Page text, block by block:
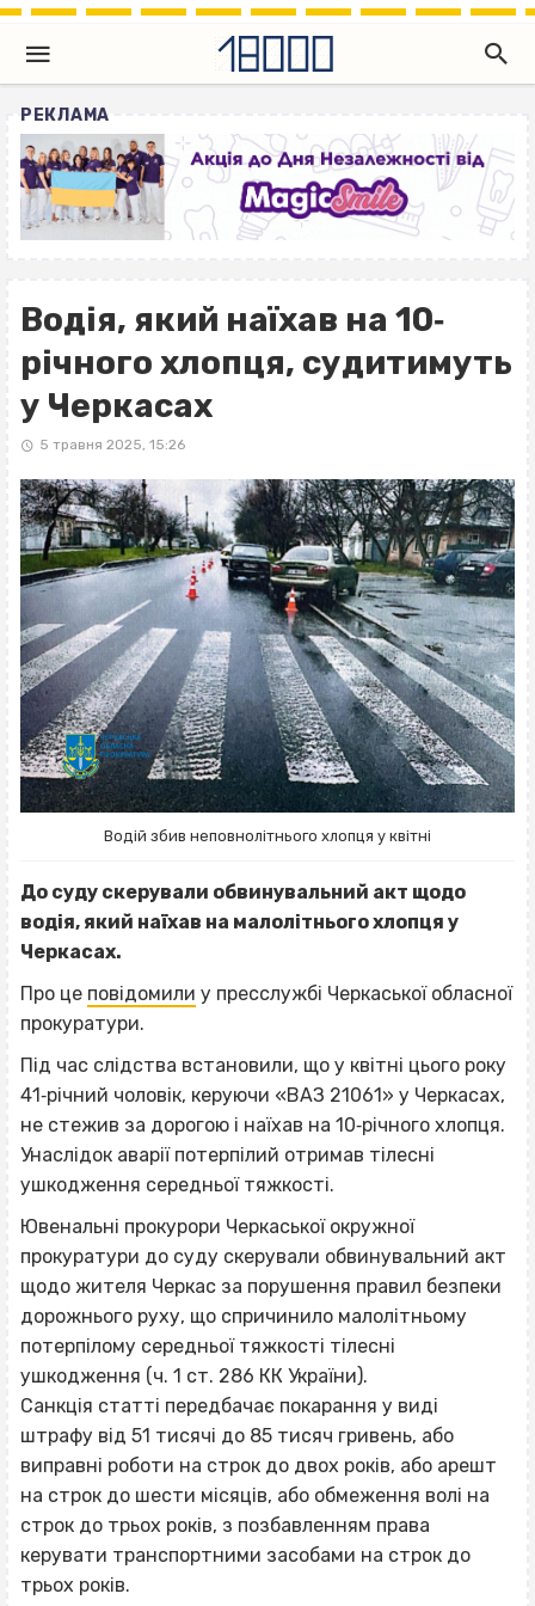
РЕКЛАМА
Водія, який наїхав на 10‐
річного хлопця, судитимуть
у Черкасах
5 травня 2025, 15:26
Водій збив неповнолітнього хлопця у квітні
До суду скерували обвинувальний акт щодо
водія, який наїхав на малолітнього хлопця у
Черкасах.
Про це повідомили у пресслужбі Черкаської обласної
прокуратури.
Під час слідства встановили, що у квітні цього року
41‐річний чоловік, керуючи «ВАЗ 21061» у Черкасах,
не стежив за дорогою і наїхав на 10‐річного хлопця.
Унаслідок аварії потерпілий отримав тілесні
ушкодження середньої тяжкості.
Ювенальні прокурори Черкаської окружної
прокуратури до суду скерували обвинувальний акт
щодо жителя Черкас за порушення правил безпеки
дорожнього руху, що спричинило малолітньому
потерпілому середньої тяжкості тілесні
ушкодження (ч. 1 ст. 286 КК України).
Санкція статті передбачає покарання у виді
штрафу від 51 тисячі до 85 тисяч гривень, або
виправні роботи на строк до двох років, або арешт
на строк до шести місяців, або обмеження волі на
строк до трьох років, з позбавленням права
керувати транспортними засобами на строк до
трьох років.